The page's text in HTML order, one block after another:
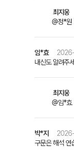
최지웅
@정*원
임*효
내신도 알려주
최지웅
@임*효
박*지
구문은 해석 연